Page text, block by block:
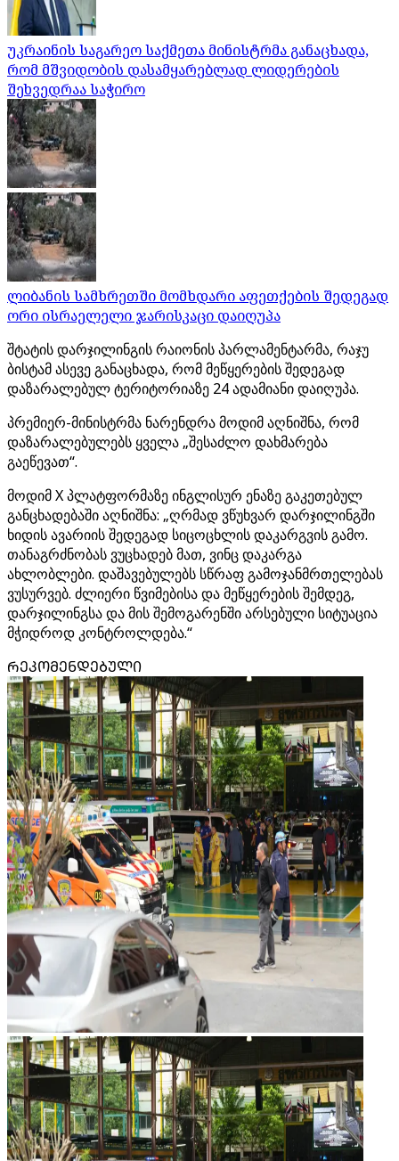
უკრაინის საგარეო საქმეთა მინისტრმა განაცხადა,
რომ მშვიდობის დასამყარებლად ლიდერების
შეხვედრაა საჭირო
ლიბანის სამხრეთში მომხდარი აფეთქების შედეგად
ორი ისრაელელი ჯარისკაცი დაიღუპა
შტატის დარჯილინგის რაიონის პარლამენტარმა, რაჯუ
ბისტამ ასევე განაცხადა, რომ მეწყერების შედეგად
დაზარალებულ ტერიტორიაზე 24 ადამიანი დაიღუპა.
პრემიერ-მინისტრმა ნარენდრა მოდიმ აღნიშნა, რომ
დაზარალებულებს ყველა „შესაძლო დახმარება
გაეწევათ“.
მოდიმ X პლატფორმაზე ინგლისურ ენაზე გაკეთებულ
განცხადებაში აღნიშნა: „ღრმად ვწუხვარ დარჯილინგში
ხიდის ავარიის შედეგად სიცოცხლის დაკარგვის გამო.
თანაგრძნობას ვუცხადებ მათ, ვინც დაკარგა
ახლობლები. დაშავებულებს სწრაფ გამოჯანმრთელებას
ვუსურვებ. ძლიერი წვიმებისა და მეწყერების შემდეგ,
დარჯილინგსა და მის შემოგარენში არსებული სიტუაცია
მჭიდროდ კონტროლდება.“
ᲠᲔᲙᲝᲛᲔᲜᲓᲔᲑᲣᲚᲘ